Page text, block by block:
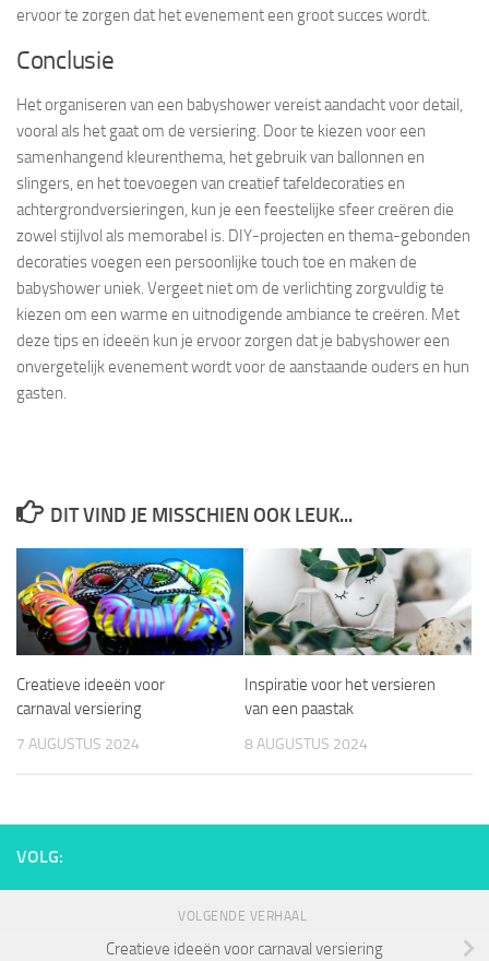
ervoor te zorgen dat het evenement een groot succes wordt.
Conclusie
Het organiseren van een babyshower vereist aandacht voor detail,
vooral als het gaat om de versiering. Door te kiezen voor een
samenhangend kleurenthema, het gebruik van ballonnen en
slingers, en het toevoegen van creatief tafeldecoraties en
achtergrondversieringen, kun je een feestelijke sfeer creëren die
zowel stijlvol als memorabel is. DIY-projecten en thema-gebonden
decoraties voegen een persoonlijke touch toe en maken de
babyshower uniek. Vergeet niet om de verlichting zorgvuldig te
kiezen om een warme en uitnodigende ambiance te creëren. Met
deze tips en ideeën kun je ervoor zorgen dat je babyshower een
onvergetelijk evenement wordt voor de aanstaande ouders en hun
gasten.
DIT VIND JE MISSCHIEN OOK LEUK...
Creatieve ideeën voor
carnaval versiering
7 AUGUSTUS 2024
Inspiratie voor het versieren
van een paastak
8 AUGUSTUS 2024
VOLG:
VOLGENDE VERHAAL
Creatieve ideeën voor carnaval versiering